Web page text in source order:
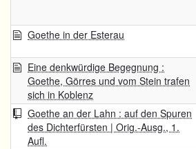
Goethe in der Esterau
Eine denkwürdige Begegnung :
Goethe, Görres und vom Stein trafen
sich in Koblenz
Goethe an der Lahn : auf den Spuren
des Dichterfürsten | Orig.-Ausg., 1.
Aufl.